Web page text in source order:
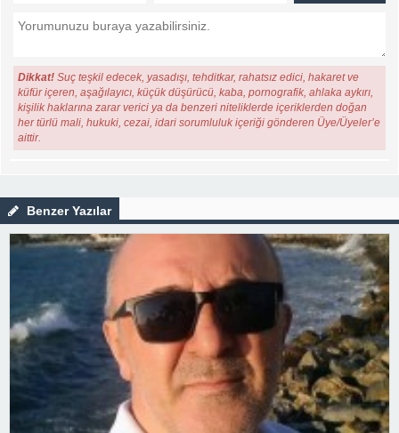
Dikkat! Suç teşkil edecek, yasadışı, tehditkar, rahatsız edici, hakaret ve
küfür içeren, aşağılayıcı, küçük düşürücü, kaba, pornografik, ahlaka aykırı,
kişilik haklarına zarar verici ya da benzeri niteliklerde içeriklerden doğan
her türlü mali, hukuki, cezai, idari sorumluluk içeriği gönderen Üye/Üyeler’e
aittir.
Benzer Yazılar